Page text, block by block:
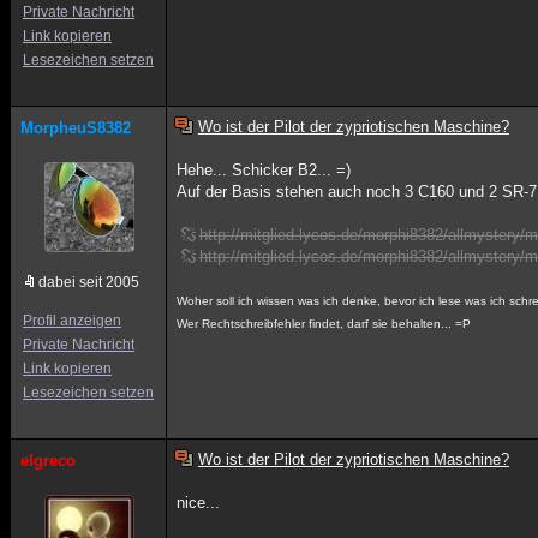
Private Nachricht
Link kopieren
Lesezeichen setzen
MorpheuS8382
dabei seit 2005
Profil anzeigen
Private Nachricht
Link kopieren
Lesezeichen setzen
Wo ist der Pilot der zypriotischen Maschine?
Hehe... Schicker B2... =)
Auf der Basis stehen auch noch 3 C160 und 2 SR-
http://mitglied.lycos.de/morphi8382/allmystery/
http://mitglied.lycos.de/morphi8382/allmystery/
Woher soll ich wissen was ich denke, bevor ich lese was ich
Wer Rechtschreibfehler findet, darf sie behalten... =P
elgreco Wo ist der Pilot der zypriotischen Maschine?
nice...